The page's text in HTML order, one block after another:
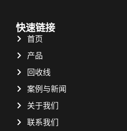
快速链接
首页
产品
回收线
案例与新闻
关于我们
联系我们